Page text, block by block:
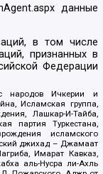
данные
в том числе
признанных в
Федерации
народов Ичкерии и
Исламская группа,
Лашкар-И-Тайба,
партия Туркестана,
исламского
джихад – Джамаат
Имарат Кавказ,
аль-Нусра ли-Ахль